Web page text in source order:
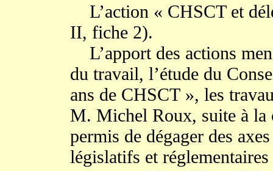
L’action « CHSCT et
II, fiche 2).
L’apport des actions
du travail, l’étude du
ans de CHSCT », les
M. Michel Roux, suite à la
permis de dégager des
législatifs et